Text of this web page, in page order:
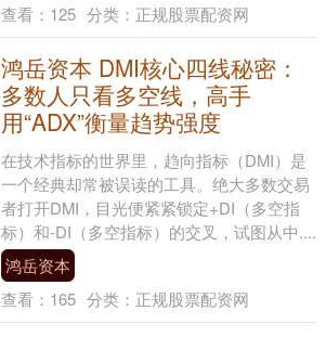
查看： 125 分类： 正规股票配资网
鸿岳资本 DMI核心四线秘密：
多数人只看多空线，高手
用“ADX”衡量趋势强度
在技术指标的世界里，趋向指标（DMI）是
一个经典却常被误读的工具。绝大多数交易
者打开DMI，目光便紧紧锁定+DI（多空指
标）和-DI（多空指标）的交叉，试图从中....
鸿岳资本
查看： 165 分类： 正规股票配资网